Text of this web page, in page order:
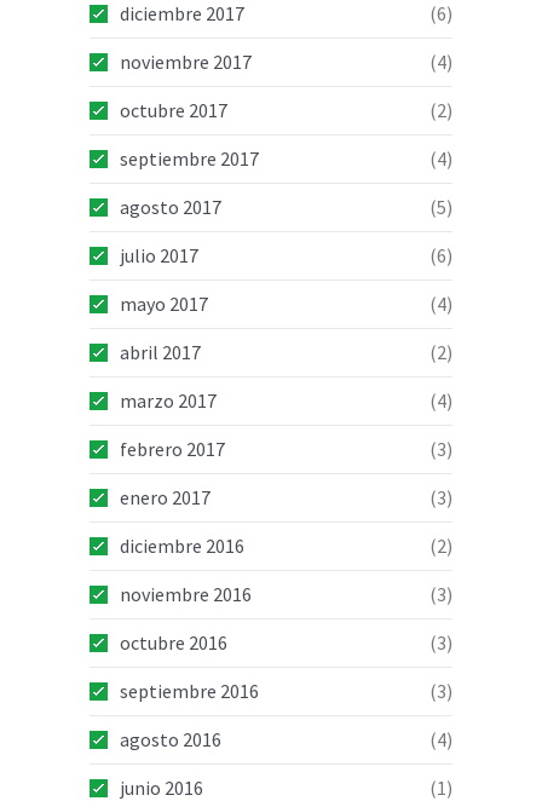
diciembre 2017
(6)
noviembre 2017
(4)
octubre 2017
(2)
septiembre 2017
(4)
agosto 2017
(5)
julio 2017
(6)
mayo 2017
(4)
abril 2017
(2)
marzo 2017
(4)
febrero 2017
(3)
enero 2017
(3)
diciembre 2016
(2)
noviembre 2016
(3)
octubre 2016
(3)
septiembre 2016
(3)
agosto 2016
(4)
junio 2016
(1)